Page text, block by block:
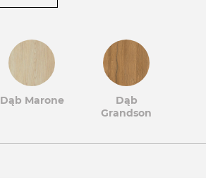
Dąb Marone
Dąb
Grandson